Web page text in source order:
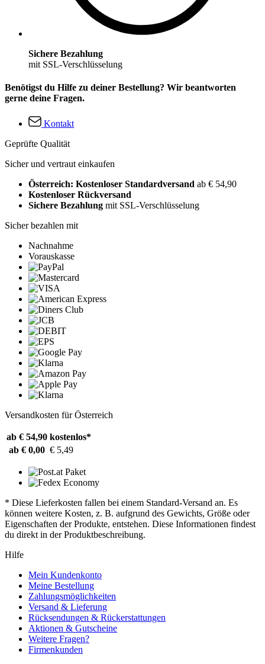
Sichere Bezahlung
mit SSL-Verschlüsselung
Benötigst du Hilfe zu deiner Bestellung? Wir beantworten
gerne deine Fragen.
Kontakt
Geprüfte Qualität
Sicher und vertraut einkaufen
Österreich: Kostenloser Standardversand ab € 54,90
Kostenloser Rückversand
Sichere Bezahlung mit SSL-Verschlüsselung
Sicher bezahlen mit
Nachnahme
Vorauskasse
Versandkosten für Österreich
ab € 54,90 kostenlos*
ab € 0,00 € 5,49
* Diese Lieferkosten fallen bei einem Standard-Versand an. Es
können weitere Kosten, z. B. aufgrund des Gewichts, Größe oder
Eigenschaften der Produkte, entstehen. Diese Informationen findest
du direkt in der Produktbeschreibung.
Hilfe
Mein Kundenkonto
Meine Bestellung
Zahlungsmöglichkeiten
Versand & Lieferung
Rücksendungen & Rückerstattungen
Aktionen & Gutscheine
Weitere Fragen?
Firmenkunden